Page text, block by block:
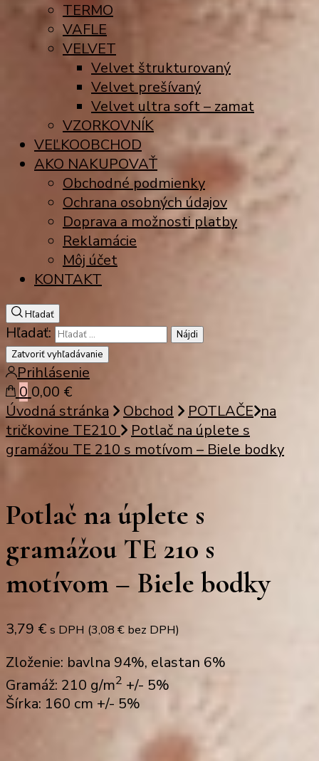
TERMO
VAFLE
VELVET
Velvet štrukturovaný
Velvet prešívaný
Velvet ultra soft – zamat
VZORKOVNÍK
VEĽKOOBCHOD
AKO NAKUPOVAŤ
Obchodné podmienky
Ochrana osobných údajov
Doprava a možnosti platby
Reklamácie
Môj účet
KONTAKT
Hľadať
Hľadať:
Zatvoriť vyhľadávanie
Prihlásenie
0 0,00 €
Úvodná stránka
Obchod POTLAČE na
tričkovine TE210
Potlač na úplete s
gramážou TE 210 s motívom – Biele bodky
Potlač na úplete s
gramážou TE 210 s
motívom – Biele bodky
3,79 € s DPH (3,08 € bez DPH)
Zloženie: bavlna 94%, elastan 6%
Gramáž: 210 g/m2 +/- 5%
Šírka: 160 cm +/- 5%